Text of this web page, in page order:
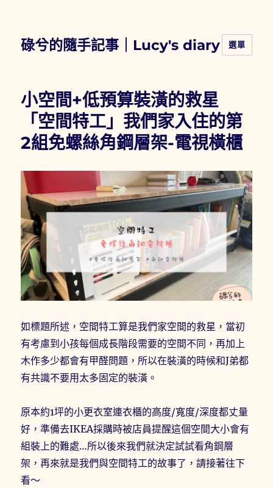
碌兮的隨手記事｜Lucy's diary 選單
小空間+低預算裝潢的救星
「空間特工」我們家入住的第
2組免螺絲角鋼層架-電視橫櫃
如標題所述，空間特工算是我們家空間的救星，當初
有考慮到小孩每個成長階段需要的空間不同，再加上
木作多少都會有甲醛問題，所以在裝潢的時候和J弟都
有共識不要用太多固定的裝潢。
原本約1坪的小更衣室連衣櫃的高度/寬度/深度都丈量
好，準備去IKEA採購時被店員提醒這個空間大小會有
組裝上的難處…所以後來我們就決定試試看角鋼層
架，再來就是我們與空間特工的故事了，請接著往下
看～